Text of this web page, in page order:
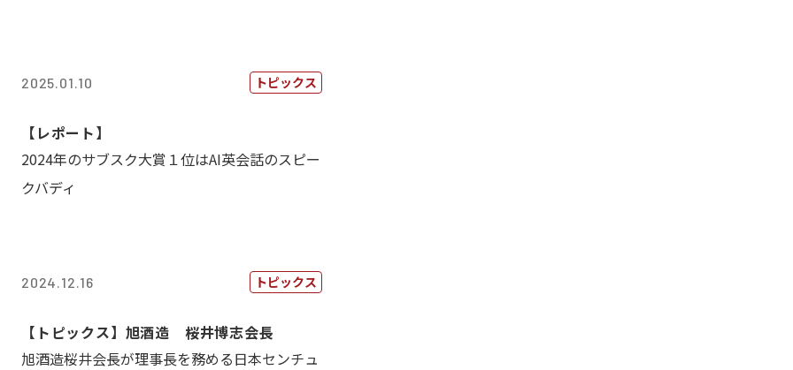
2025.01.10 トピックス
【レポート】
2024年のサブスク大賞１位はAI英会話のスピー
クバディ
2024.12.16 トピックス
【トピックス】旭酒造 桜井博志会長
旭酒造桜井会長が理事長を務める日本センチュ